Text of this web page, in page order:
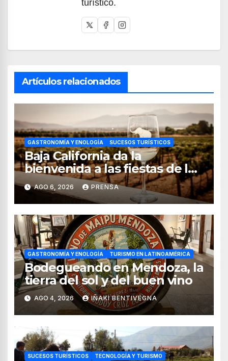
turístico.
Artículos relacionados
GASTRONOMÍA Y ENOLOGÍA SUCESOS TURÍSTICOS
Baja California da la
bienvenida a las fiestas de la
vendimia 2026
AGO 6, 2026 PRENSA
GASTRONOMÍA Y ENOLOGÍA TURISMO EN LATINOAMÉRICA
Bodegueando en Mendoza, la
tierra del sol y del buen vino
AGO 4, 2026 IÑAKI BENTIVEGNA
SUCESOS TURÍSTICOS
TECNOLOGÍA Y TURISMO